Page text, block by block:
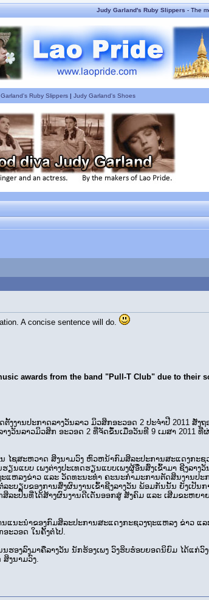
Judy Garland's Ruby Slippers- The
Ruby Slippers| Judy Garland's Shoes
A concise sentence will do.
awards from the band "Pull-T Club" due to their
ານ​ປະ­ກາດ​ລາ­ງວັນ​ລາວ ​ມິວ​ສິກ​ອະ​ວອດ 2 ປະ­ຈຳ​ປີ 2011 ສັ່ງ​ຖ
ວັນ​ລາວມິວ​ສິກ ​ອະ​ວອດ 2 ທີ່​ຈັດ​ຂຶ້ນ​ເມື່ອ​ວັນ​ທີ 9 ເມ­ສາ 2011
ໄຊ​ສະ­ຫວາດ ສິງນາມ​ວົງ ຫົວ­ຫນ້າ​ກົມ​ສິ­ລະ​ປະການ­ສະ­ແດງ​ກະ­
ແບບ​ ເພງ​ຕ່າງ­ປະ­ເທດຮຽນ​ແບບ​ເພງ​ຜູ້​ອື່ນ​ສົ່ງ​ເຂົ້າ​ມາ ຊີງ​ລາ­ງວັ
ຫລງຂ່າວ ແລະ ວັດ­ທະ­ນະ­ທຳ ຄະ­ນະກຳ­ມະ­ການ​ຕັດ­ສິນ​ງານ​ປະ­
ະ­ບຽບ​ຂອງ​ການ​ສົ່ງ​ຜົນງານ​ເຂົ້າ​ຊີງ​ລາ­ງວັນ ພ້ອມ​ກັນນັ້ນ ຍັງ​ເປັ
ລະປິນ​ທີ່​ໄດ້​ສ້າງ​ຜົນ­ງານ​ດີ­ເດັ່ນອອກ​ສູ່​ ສັງ­ຄົມ ແລະ ເສີມ​ຂະຫຍາ
ແນະ­ນຳ​ຂອງ​ກົມ​ສິລະ​ປະ​ການ­ສະ­ແດງກະ­ຊວງ​ຖະແຫລງ​ ຂ່າວ ແ
ະວອດ ໃນ​ຄັ້ງ​ຕໍ່​ໄປ.
ງ​ລົງ​ມາຄື​ລາ­ງວັນ ນັກ​ຮ້ອງ­ເພງ ວົງ​ຮິບ​ຮ໋ອບ​ຍອດ​ນິຍົມ ໄດ້­ແກ່​ວົ
ງ​ນາມວົງ.